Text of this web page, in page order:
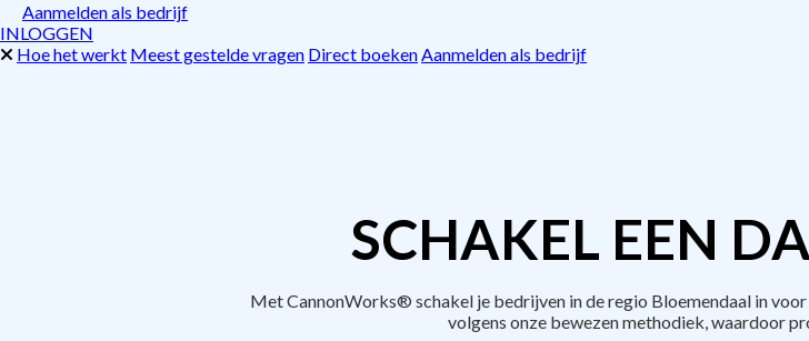
Aanmelden als bedrijf
INLOGGEN
Hoe het werkt Meest gestelde vragen Direct boekenAanmelden als bedrijf
SCHAKEL EEN
Met CannonWorks® schakel je bedrijven in de regio Bloemendaal in
volgens onze bewezen methodiek, waardoor